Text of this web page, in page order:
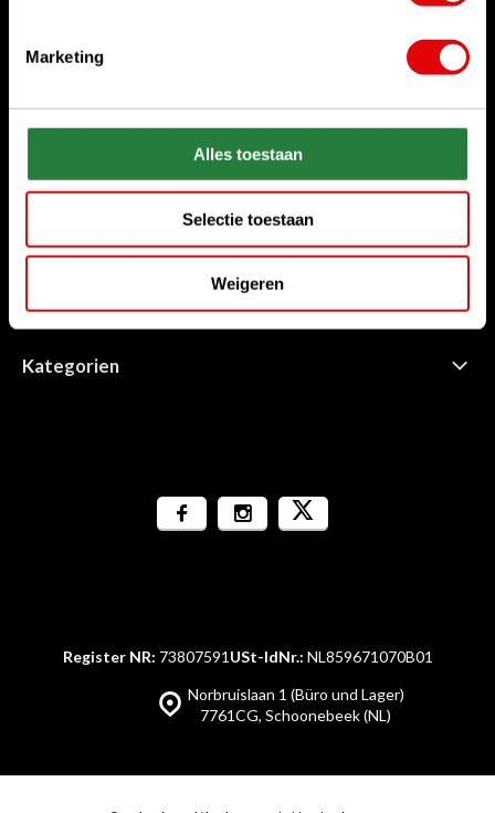
Marketing
Alles toestaan
Selectie toestaan
Weigeren
Chatten Sie mit uns
Senden Sie uns eine E-Mail
sales@golfdriver.nl
Kundenservice
Informationen
Kategorien
Norbruislaan 1 (Büro und Lager)
7761CG, Schoonebeek (NL)
Register NR: 73807591 USt-IdNr.: NL859671070B01